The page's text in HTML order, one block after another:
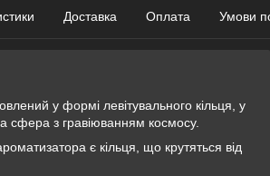
Доставка Оплата Умови
у формі левітувального кільця, у
сфера з гравіюванням космосу.
є кільця, що крутяться від